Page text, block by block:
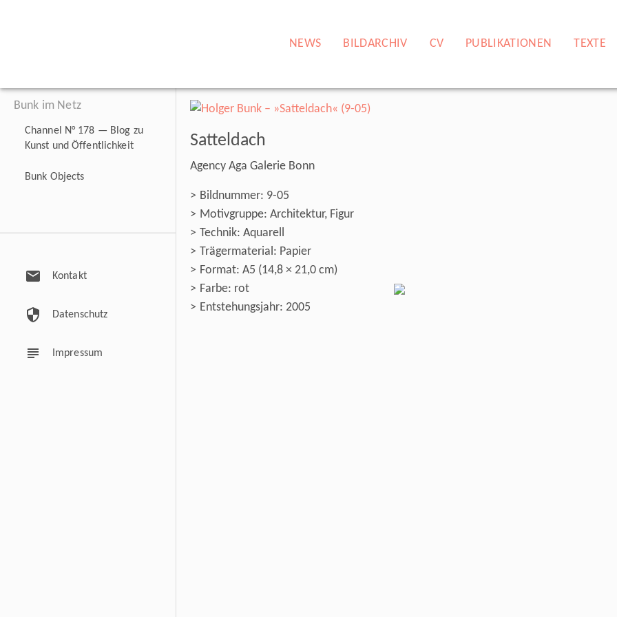
NEWS BILDARCHIV CV PUBLIKATIONEN TEXTE
Bunk im Netz
Channel N° 178 — Blog zu
Kunst und Öffentlichkeit
Bunk Objects
mail Kontakt
security Datenschutz
subject Impressum
Satteldach
Agency Aga Galerie Bonn
Bildnummer: 9-05
Motivgruppe: Architektur, Figur
Technik: Aquarell
Trägermaterial: Papier
Format: A5 (14,8 × 21,0 cm)
Farbe: rot
Entstehungsjahr: 2005